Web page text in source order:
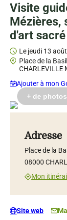
Visite
Mézières,
d'art sacré
Le jeudi 13 août
Place de la
CHARLEVILLE
Ajouter à mon
+ de photos
Photo 2, © Droits
gérés – VAH
Photo 3, © Droits
gérés – D.Truillard
Photo 4, © Droits
gérés – D.Truillard
Photo 5, © Droits
gérés – P.Mangen
Photo 6, © Droits
gérés – D.Truillard
Photo 7, © Droits
gérés – VAH
Photo 8, © Droits
gérés – P.Mangen
Photo 9, © Droits
gérés – P.Mangen
Photo 10, © Droits
gérés – P.Mangen
Adresse
Place de la
08000
Mon
Site web